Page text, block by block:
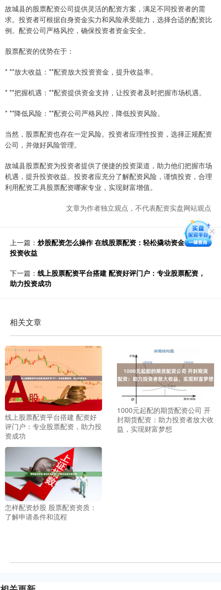
故城县的股票配资公司提供灵活的配资方案，满足不同投资者的需
求。投资者可根据自身资金实力和风险承受能力，选择合适的配资比
例。配资公司严格风控，确保投资者资金安全。
股票配资的优势在于：
* **放大收益：**配资放大投资资金，提升收益率。
* **把握机遇：**配资提供资金支持，让投资者及时把握市场机遇。
* **降低风险：**配资公司严格风控，降低投资风险。
当然，股票配资也存在一定风险。投资者应理性投资，选择正规配资
公司，并做好风险管理。
故城县股票配资为投资者提供了便捷的投资渠道，助力他们把握市场
机遇，提升投资收益。投资者应充分了解配资风险，谨慎投资，合理
利用配资工具股票配资哪家专业，实现财富增值。
文章为作者独立观点，不代表配资实盘网站观点
上一篇： 炒股配资怎么操作 在线股票配资：轻松撬动资金，提升
投资收益
下一篇： 线上股票配资平台搭建 配资好评门户：专业股票配资，
助力投资成功
相关文章
线上股票配资平台搭建 配资好
评门户：专业股票配资，助力投
资成功
1000元起配的期货配资公司 开
封期货配资：助力投资者放大收
益，实现财富梦想
怎样配资炒股 股票配资资质：
了解申请条件和流程